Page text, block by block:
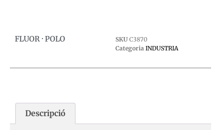
FLUOR · POLO SKU C3870
Categoria INDUSTRIA
Descripció